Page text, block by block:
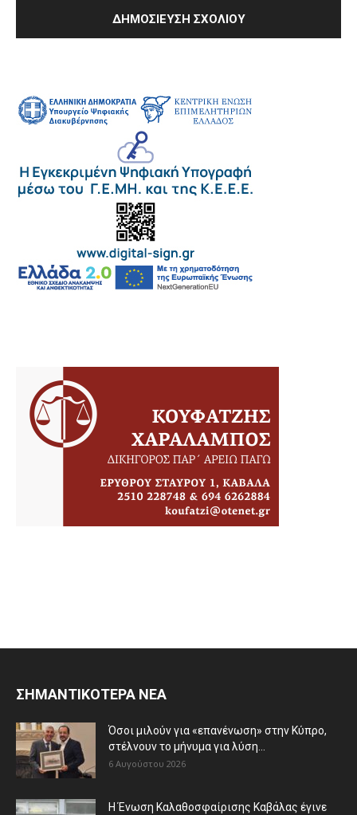
ΣΗΜΑΝΤΙΚΟΤΕΡΑ ΝΕΑ
Όσοι μιλούν για «επανένωση» στην Κύπρο,
στέλνουν το μήνυμα για λύση...
6 Αυγούστου 2026
Η Ένωση Καλαθοσφαίρισης Καβάλας έγινε